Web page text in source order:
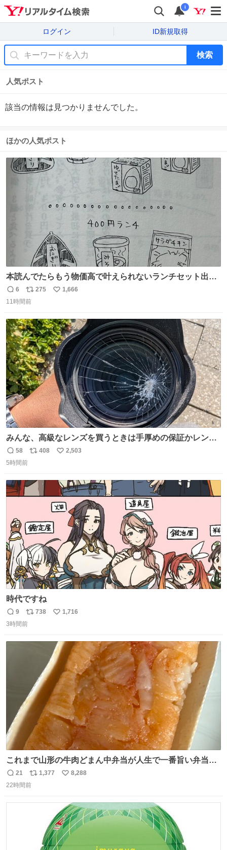
i
ログイン ID新規取得
検索
人気ポスト
該当の情報は見つかりませんでした。
ほかの人気ポスト
本読んでたらもう物価高で叶えられないランチセット出て
きた
返
信
6
リ
ポ
ト
数
275
い
数
1,666
11時間前
みんな、高級なレンズを買うときは手厚めの保証かレンズ
保護フィルターをちゃんと付けておくんだぞ、お兄さんと
返
信
58
リ
ト
数
408
い
数
2,503
5時間前
時代ですね
返
信
9
リ
ポ
738
い
数
1,716
3時間前
これまで山形の牛肉どまん中弁当が人生で一番旨い弁当だ
ったのだが、それを遥かに超える弁当発見。 個人的に駅弁
＆空弁ランキングぶっち切りで首位を独走しているお弁当
れてるクルーの方は駅での購入が断然オススメです👍 #え
んがわ明太寿司
返
信
21
リ
ポ
1,377
い
数
8,288
22時間前